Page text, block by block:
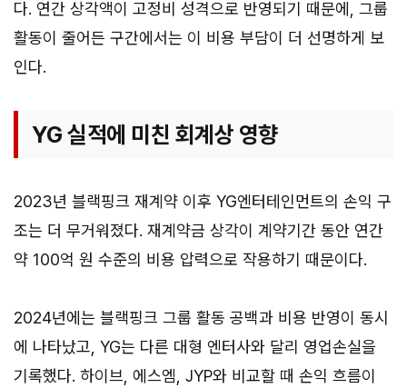
다. 연간 상각액이 고정비 성격으로 반영되기 때문에, 그룹
활동이 줄어든 구간에서는 이 비용 부담이 더 선명하게 보
인다.
YG 실적에 미친 회계상 영향
2023년 블랙핑크 재계약 이후 YG엔터테인먼트의 손익 구
조는 더 무거워졌다. 재계약금 상각이 계약기간 동안 연간
약 100억 원 수준의 비용 압력으로 작용하기 때문이다.
2024년에는 블랙핑크 그룹 활동 공백과 비용 반영이 동시
에 나타났고, YG는 다른 대형 엔터사와 달리 영업손실을
기록했다. 하이브, 에스엠, JYP와 비교할 때 손익 흐름이